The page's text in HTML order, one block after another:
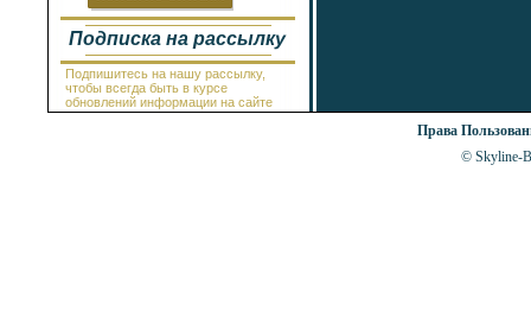
Равда
Рогачево
Руссе
Самоков
Св.Константин и Елена
Святой Влас
Подписка на рассылку
Подпишитесь на нашу рассылку,
чтобы всегда быть в курсе
обновлений информации на сайте
Права
© Skyline-